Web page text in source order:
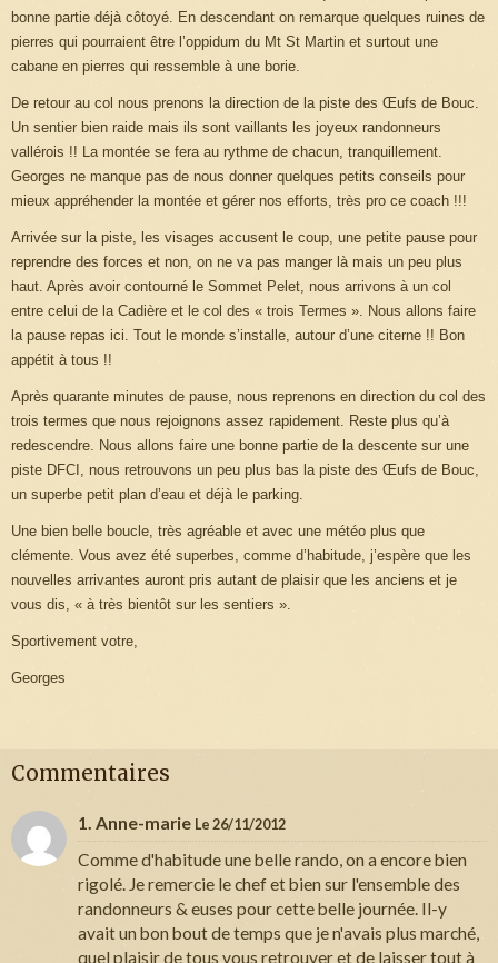
bonne partie déjà côtoyé. En descendant on remarque quelques ruines de
pierres qui pourraient être l’oppidum du Mt St Martin et surtout une
cabane en pierres qui ressemble à une borie.
De retour au col nous prenons la direction de la piste des Œufs de Bouc.
Un sentier bien raide mais ils sont vaillants les joyeux randonneurs
vallérois !! La montée se fera au rythme de chacun, tranquillement.
Georges ne manque pas de nous donner quelques petits conseils pour
mieux appréhender la montée et gérer nos efforts, très pro ce coach !!!
Arrivée sur la piste, les visages accusent le coup, une petite pause pour
reprendre des forces et non, on ne va pas manger là mais un peu plus
haut. Après avoir contourné le Sommet Pelet, nous arrivons à un col
entre celui de la Cadière et le col des « trois Termes ». Nous allons faire
la pause repas ici. Tout le monde s’installe, autour d’une citerne !! Bon
appétit à tous !!
Après quarante minutes de pause, nous reprenons en direction du col des
trois termes que nous rejoignons assez rapidement. Reste plus qu’à
redescendre. Nous allons faire une bonne partie de la descente sur une
piste DFCI, nous retrouvons un peu plus bas la piste des Œufs de Bouc,
un superbe petit plan d’eau et déjà le parking.
Une bien belle boucle, très agréable et avec une météo plus que
clémente. Vous avez été superbes, comme d’habitude, j’espère que les
nouvelles arrivantes auront pris autant de plaisir que les anciens et je
vous dis, « à très bientôt sur les sentiers ».
Sportivement votre,
Georges
Commentaires
1. Anne-marie Le 26/11/2012
Comme d'habitude une belle rando, on a encore bien
rigolé. Je remercie le chef et bien sur l'ensemble des
randonneurs & euses pour cette belle journée. Il-y
avait un bon bout de temps que je n'avais plus marché,
quel plaisir de tous vous retrouver et de laisser tout à